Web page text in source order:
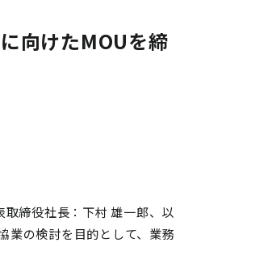
向けたMOUを締
締役社長：下村 雄一郎、以
業の検討を目的として、業務